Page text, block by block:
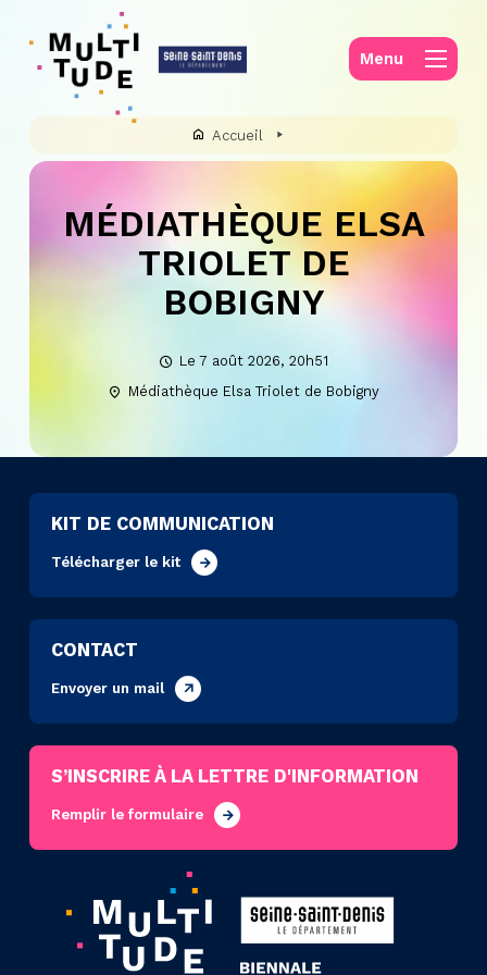
Menu
Accueil
MÉDIATHÈQUE ELSA
TRIOLET DE
BOBIGNY
Le 7 août 2026, 20h51
Médiathèque Elsa Triolet de Bobigny
KIT DE COMMUNICATION
Télécharger le kit
CONTACT
Envoyer un mail
S’INSCRIRE À LA LETTRE D'INFORMATION
Remplir le formulaire
Panneau de gestion des cookies